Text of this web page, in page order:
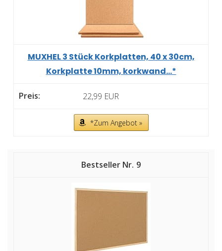
MUXHEL 3 Stück Korkplatten, 40 x 30cm,
Korkplatte 10mm, korkwand...*
22,99 EUR
*Zum Angebot »
9